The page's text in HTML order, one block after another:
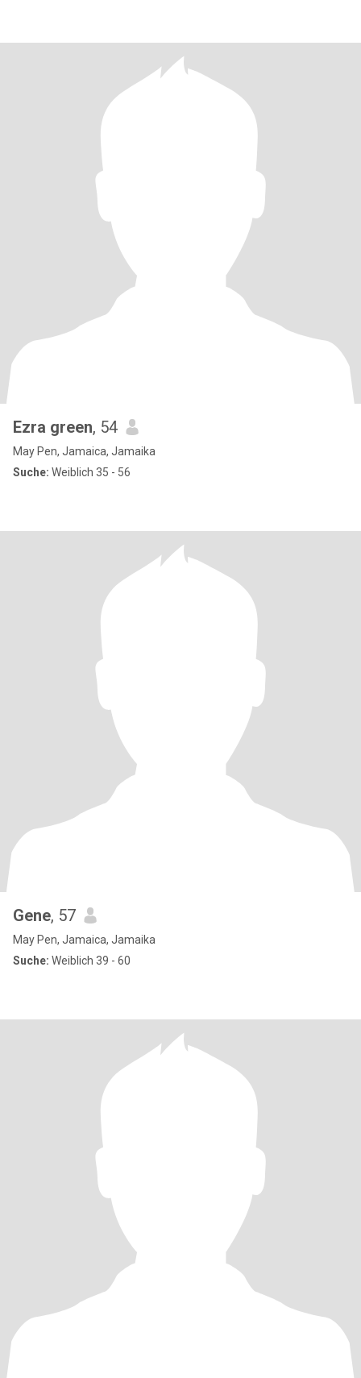
Ezra green, 54
May Pen, Jamaica, Jamaika
Suche: Weiblich 35 - 56
Gene, 57
May Pen, Jamaica, Jamaika
Suche: Weiblich 39 - 60